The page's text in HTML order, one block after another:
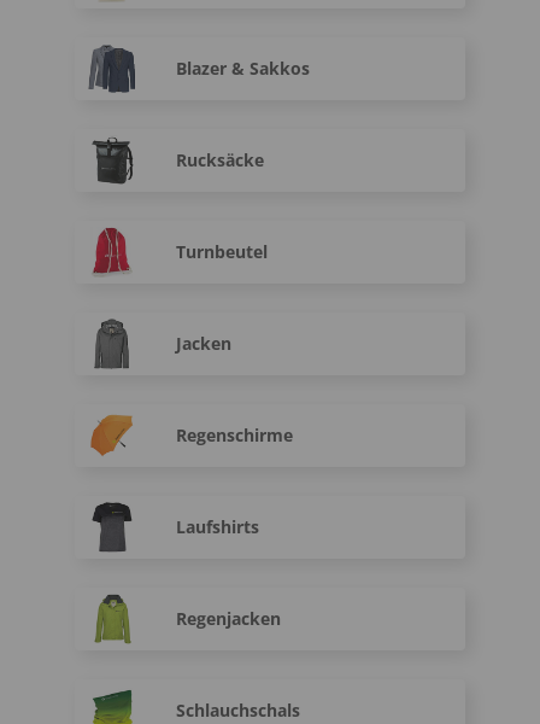
Blazer & Sakkos
Rucksäcke
Turnbeutel
Jacken
Regenschirme
Laufshirts
Regenjacken
Schlauchschals